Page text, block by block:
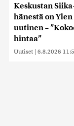
Keskustan
hänestä on
uutinen –
hintaa”
Uutiset | 6.8.2026